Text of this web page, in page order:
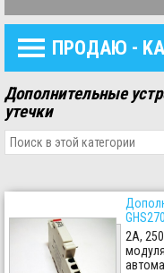
ПРОДАЮ -
Дополнительные
утечки
2А,